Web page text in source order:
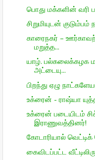
பொது மக்களின் வரி
சிறுமியுடன்
காரைநகர் –
மறுத்த...
யாழ். பல்கலைக்கழக
அட்டையு...
பிறந்து ஏழு
உக்ரைன் - ராஷ்யா
உக்ரைன் படையிடம்
இராணுவத்தினர்!
கோடாரியால்
கைவிடப்பட்ட